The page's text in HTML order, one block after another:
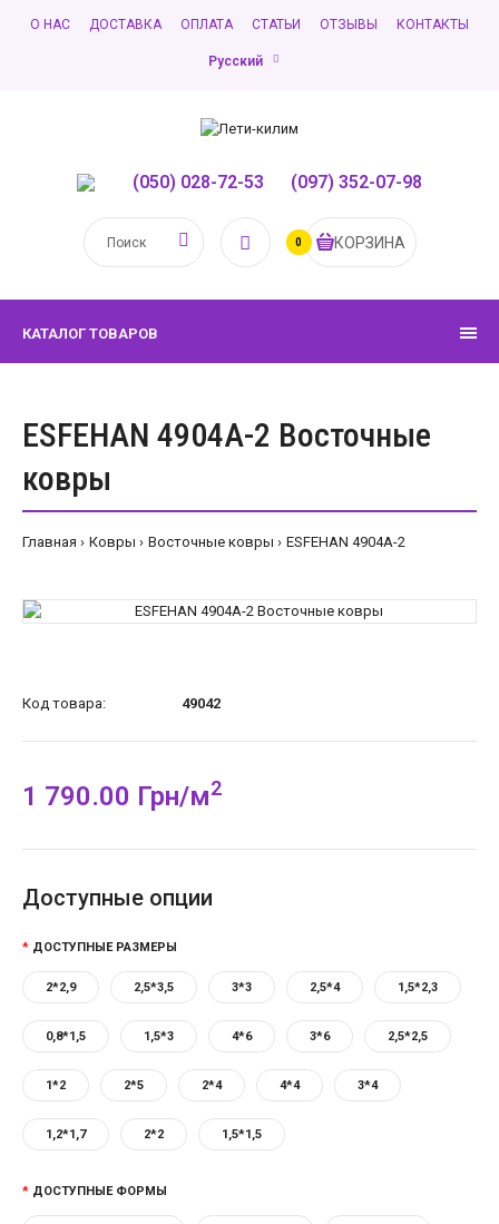
О НАС ДОСТАВКА ОПЛАТА СТАТЬИ ОТЗЫВЫ КОНТАКТЫ
Русский
(050) 028-72-53 (097) 352-07-98
0 КОРЗИНА
КАТАЛОГ ТОВАРОВ
ESFEHAN 4904A-2 Восточные
ковры
Главная Ковры Восточные ковры ESFEHAN 4904A-2
Код товара: 49042
1 790.00 Грн/м2
Доступные опции
ДОСТУПНЫЕ РАЗМЕРЫ
2*2,9 2,5*3,5 3*3 2,5*4 1,5*2,3
0,8*1,5 1,5*3 4*6 3*6 2,5*2,5
1*2 2*5 2*4 4*4 3*4
1,2*1,7 2*2 1,5*1,5
ДОСТУПНЫЕ ФОРМЫ